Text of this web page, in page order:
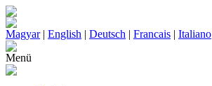
Magyar| English | Deutsch | Francais | Italiano
Menü